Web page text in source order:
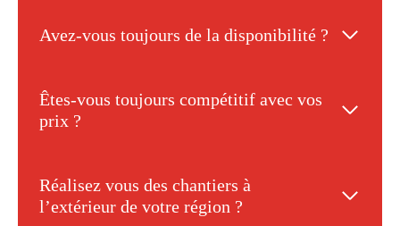
Avez-vous toujours de la disponibilité ?
Êtes-vous toujours compétitif avec vos
prix ?
Réalisez vous des chantiers à
l’extérieur de votre région ?